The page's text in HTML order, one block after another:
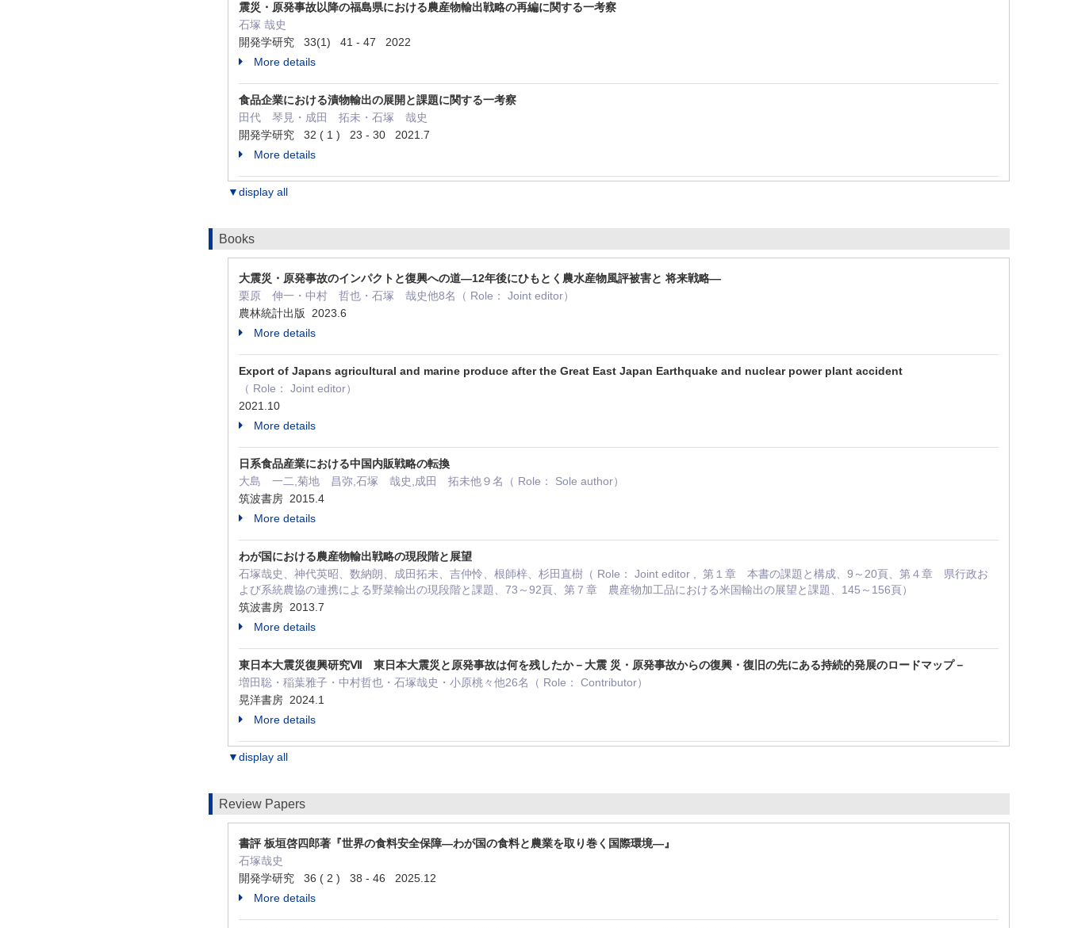
震災・原発事故以降の福島県における農産物輸出戦略の再編に関する一考察
石塚 哉史
開発学研究 33(1) 41 - 47 2022
More details
食品企業における漬物輸出の展開と課題に関する一考察
田代 琴見・成田 拓未・石塚 哉史
開発学研究 32 ( 1 ) 23 - 30 2021.7
More details
▼display all
Books
大震災・原発事故のインパクトと復興への道―12年後にひもとく農水産物風評被害と 将来戦略―
栗原 伸一・中村 哲也・石塚 哉史他8名（ Role： Joint editor）
農林統計出版 2023.6
More details
Export of Japans agricultural and marine produce after the Great East Japan Earthquake and nuclear power plant accident
（ Role： Joint editor）
2021.10
More details
日系食品産業における中国内販戦略の転換
大島 一二,菊地 昌弥,石塚 哉史,成田 拓未他９名（ Role： Sole author）
筑波書房 2015.4
More details
わが国における農産物輸出戦略の現段階と展望
石塚哉史、神代英昭、数納朗、成田拓未、吉仲怜、根師梓、杉田直樹（ Role： Joint editor , 第１章 本書の課題と構成、9～20頁、第４章 県行政お
よび系統農協の連携による野菜輸出の現段階と課題、73～92頁、第７章 農産物加工品における米国輸出の展望と課題、145～156頁）
筑波書房 2013.7
More details
東日本大震災復興研究Ⅶ 東日本大震災と原発事故は何を残したか－大震 災・原発事故からの復興・復旧の先にある持続的発展のロードマップ－
増田聡・稲葉雅子・中村哲也・石塚哉史・小原桃々他26名（ Role： Contributor）
晃洋書房 2024.1
More details
▼display all
Review Papers
書評 板垣啓四郎著『世界の食料安全保障―わが国の食料と農業を取り巻く国際環境―』
石塚哉史
開発学研究 36 ( 2 ) 38 - 46 2025.12
More details